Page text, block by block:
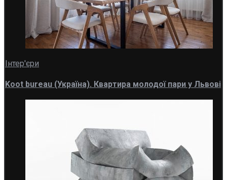
Інтер'єри
Koot bureau (Україна). Квартира молодої пари у Львові